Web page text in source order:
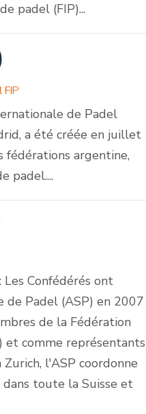
padel (FIP)...
de Padel
a été créée en juillet
fédérations argentine,
padel....
Les Confédérés ont
de Padel (ASP) en 2007
de la Fédération
et comme représentants
Zurich, l'ASP coordonne
toute la Suisse et